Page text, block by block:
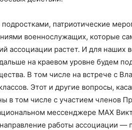
подростками, патриотические
военнослужащих, которые
ассоциации растет. И для
на краевом уровне будем
В том числе на встрече с
Этот и другие вопросы,
в том числе с участием членов
мессенджере МАХ
работы ассоциации